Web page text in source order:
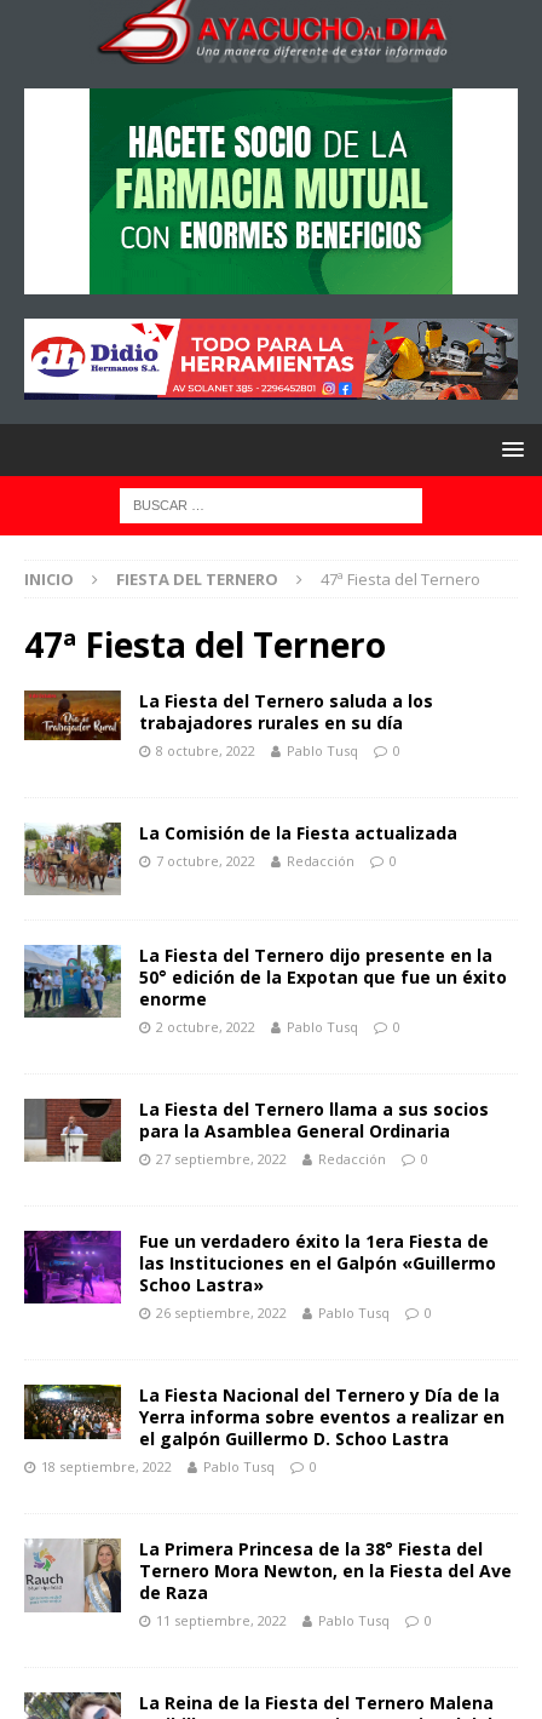
INICIO FIESTA DEL TERNERO 47ª Fiesta del Ternero
47ª Fiesta del Ternero
La Fiesta del Ternero saluda a los
trabajadores rurales en su día
8 octubre, 2022 Pablo Tusq 0
La Comisión de la Fiesta actualizada
7 octubre, 2022 Redacción 0
La Fiesta del Ternero dijo presente en la
50° edición de la Expotan que fue un éxito
enorme
2 octubre, 2022 Pablo Tusq 0
La Fiesta del Ternero llama a sus socios
para la Asamblea General Ordinaria
27 septiembre, 2022 Redacción 0
Fue un verdadero éxito la 1era Fiesta de
las Instituciones en el Galpón «Guillermo
Schoo Lastra»
26 septiembre, 2022 Pablo Tusq 0
La Fiesta Nacional del Ternero y Día de la
Yerra informa sobre eventos a realizar en
el galpón Guillermo D. Schoo Lastra
18 septiembre, 2022 Pablo Tusq 0
La Primera Princesa de la 38° Fiesta del
Ternero Mora Newton, en la Fiesta del Ave
de Raza
11 septiembre, 2022 Pablo Tusq 0
La Reina de la Fiesta del Ternero Malena